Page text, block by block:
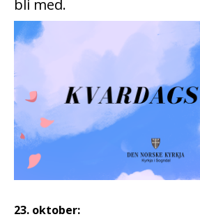
bli med.
23. oktober: